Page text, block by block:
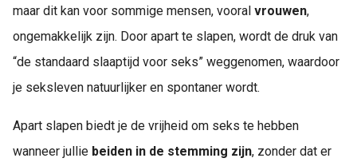
maar dit kan voor sommige mensen, vooral vrouwen,
ongemakkelijk zijn. Door apart te slapen, wordt de druk van
“de standaard slaaptijd voor seks” weggenomen, waardoor
je seksleven natuurlijker en spontaner wordt.
Apart slapen biedt je de vrijheid om seks te hebben
wanneer jullie beiden in de stemming zijn, zonder dat er